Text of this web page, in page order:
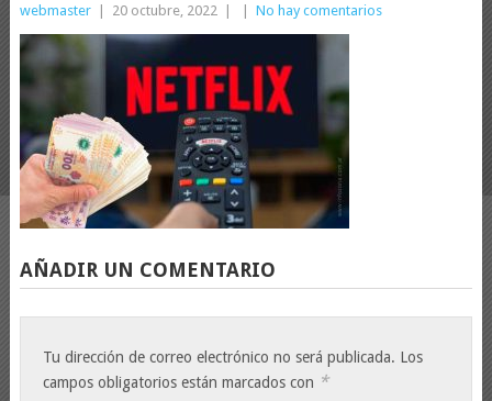
webmaster 20 octubre, 2022 No hay comentarios
AÑADIR UN COMENTARIO
Tu dirección de correo electrónico no será publicada. Los
campos obligatorios están marcados con *